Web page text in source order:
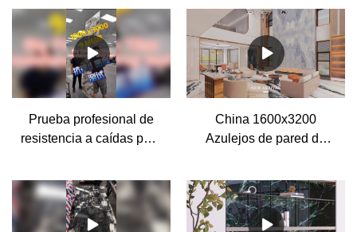
Prueba profesional de
resistencia a caídas para
con aspecto de piedra
China 1600x3200
Azulejos de pared de
pulidos para fabricantes
de salas de estar - MoCo